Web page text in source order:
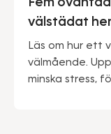
välstädat
Läs om hur ett
välmående.
minska stress,